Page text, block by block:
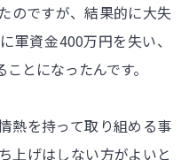
のですが、結果的に大失
軍資金400万円を失い、
とになったんです。
熱を持って取り組める事
上げはしない方がよいと